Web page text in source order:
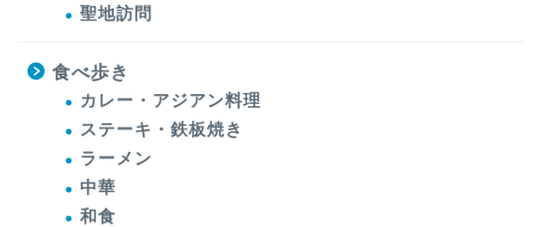
聖地訪問
食べ歩き
カレー・アジアン料理
ステーキ・鉄板焼き
ラーメン
中華
和食